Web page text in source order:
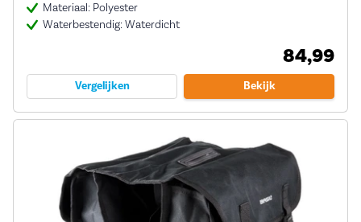
Materiaal: Polyester
Waterbestendig: Waterdicht
84,99
Vergelijken Bekijk